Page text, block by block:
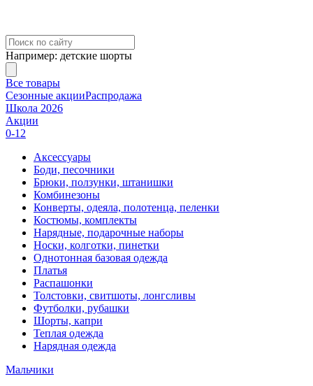
Например: детские шорты
Все товары
Сезонные акцииРаспродажа
Школа 2026
Акции
0-12
Аксессуары
Боди, песочники
Брюки, ползунки, штанишки
Комбинезоны
Конверты, одеяла, полотенца, пеленки
Костюмы, комплекты
Нарядные, подарочные наборы
Носки, колготки, пинетки
Однотонная базовая одежда
Платья
Распашонки
Толстовки, свитшоты, лонгсливы
Футболки, рубашки
Шорты, капри
Теплая одежда
Нарядная одежда
Мальчики